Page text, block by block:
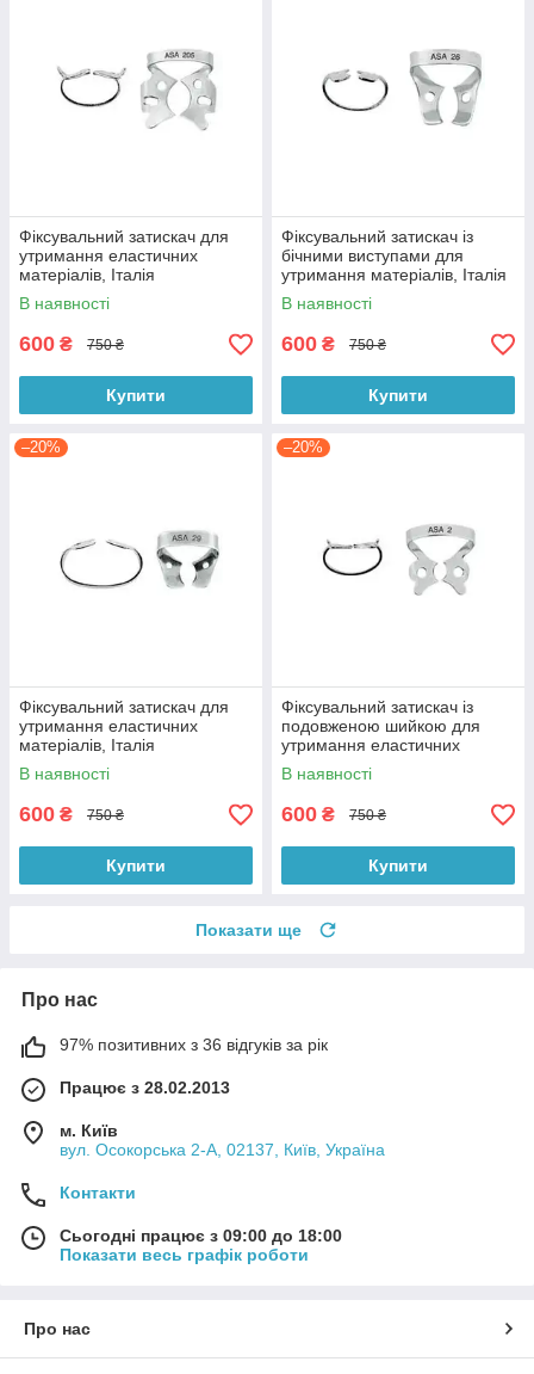
Фіксувальний затискач для
утримання еластичних
матеріалів, Італія
В наявності
600 ₴ 750 ₴
Купити
Фіксувальний затискач із
бічними виступами для
утримання матеріалів, Італія
В наявності
600 ₴ 750 ₴
Купити
–20%
Фіксувальний затискач для
утримання еластичних
матеріалів, Італія
В наявності
600 ₴ 750 ₴
Купити
–20%
Фіксувальний затискач із
подовженою шийкою для
утримання еластичних
матеріалів, Італія
В наявності
600 ₴ 750 ₴
Купити
Показати ще
Про нас
97% позитивних з 36 відгуків за рік
Працює з 28.02.2013
м. Київ
вул. Осокорська 2-А, 02137, Київ, Україна
Контакти
Сьогодні працює з 09:00 до 18:00
Показати весь графік роботи
Про нас